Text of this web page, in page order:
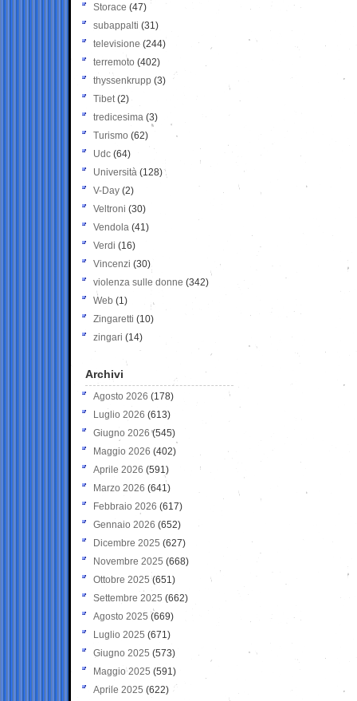
Storace (47)
subappalti (31)
televisione(244)
terremoto (402)
thyssenkrupp (3)
Tibet(2)
tredicesima (3)
Turismo (62)
Udc (64)
Università (128)
V-Day (2)
Veltroni (30)
Vendola (41)
Verdi (16)
Vincenzi (30)
violenza sulle donne (342)
Web (1)
Zingaretti (10)
zingari (14)
Archivi
Agosto 2026 (178)
Luglio 2026 (613)
Giugno 2026 (545)
Maggio 2026 (402)
Aprile 2026 (591)
Marzo 2026 (641)
Febbraio 2026 (617)
Gennaio 2026 (652)
Dicembre 2025 (627)
Novembre 2025 (668)
Ottobre 2025 (651)
Settembre 2025 (662)
Agosto 2025 (669)
Luglio 2025 (671)
Giugno 2025 (573)
Maggio 2025 (591)
Aprile 2025 (622)